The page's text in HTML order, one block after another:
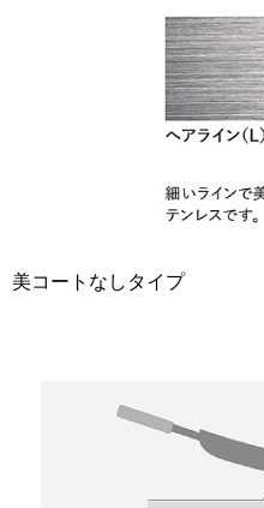
美コートなしタイプ